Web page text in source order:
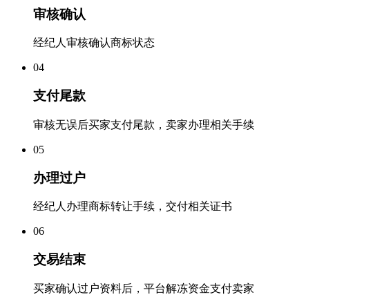
审核确认
经纪人审核确认商标状态
04
支付尾款
审核无误后买家支付尾款，卖家办理相关手续
05
办理过户
经纪人办理商标转让手续，交付相关证书
06
交易结束
买家确认过户资料后，平台解冻资金支付卖家